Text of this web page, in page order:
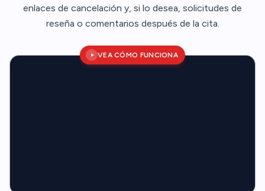
enlaces de cancelación y, si lo desea, solicitudes de
reseña o comentarios después de la cita.
VEA CÓMO FUNCIONA